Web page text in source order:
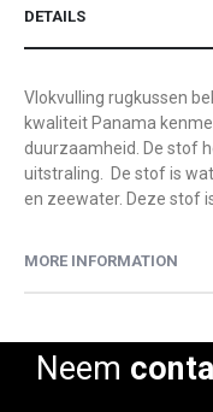
DETAILS
Vlokvulling rugkussen
kwaliteit Panama
duurzaamheid. De stof
uitstraling. De stof is
en zeewater. Deze stof
MORE INFORMATION
Neem